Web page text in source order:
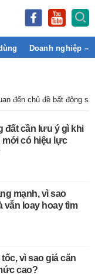
Doanh nghiệp –
đến chủ đề bất động
đất cần lưu ý gì khi
mới có hiệu lực
mạnh, vì sao
vẫn loay hoay tìm
vì sao giá căn
cao?